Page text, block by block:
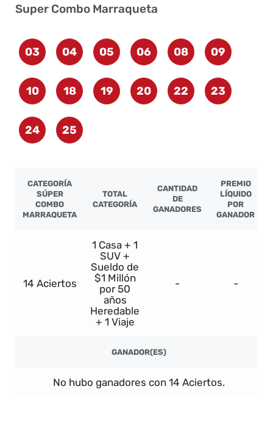
Super Combo Marraqueta
03 04 05 06 08 09
10 18 19 20 22 23
24 25
CATEGORÍA
SÚPER
COMBO
MARRAQUETA
TOTAL
CATEGORÍA
CANTIDAD
DE
GANADORES
PREMIO
LÍQUIDO
POR
GANADOR
14 Aciertos
1 Casa + 1
SUV +
Sueldo de
$1 Millón
por 50
años
Heredable
+ 1 Viaje
- -
GANADOR(ES)
No hubo ganadores con 14 Aciertos.